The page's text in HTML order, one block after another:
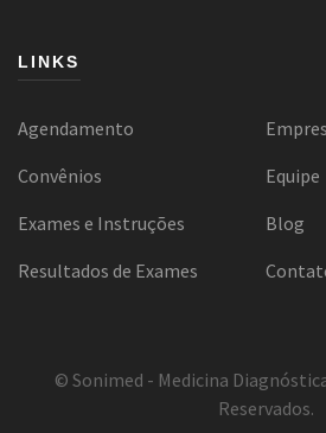
LINKS
Agendamento
Convênios
Equipe
Exames e Instruções
Blog
Resultados de Exames
© Sonimed - Medicina
Reservados.